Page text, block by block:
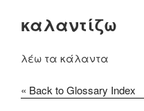
καλαντίζω
λέω τα κάλαντα
« Back to Glossary Index